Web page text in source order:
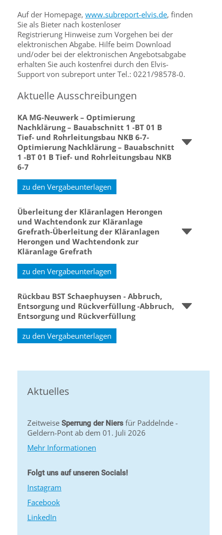
Auf der Homepage, www.subreport-elvis.de, finden
Sie als Bieter nach kostenloser
Registrierung Hinweise zum Vorgehen bei der
elektronischen Abgabe. Hilfe beim Download
und/oder bei der elektronischen Angebotsabgabe
erhalten Sie auch kostenfrei durch den Elvis-
Support von subreport unter Tel.: 0221/98578-0.
Aktuelle Ausschreibungen
KA MG-Neuwerk – Optimierung
Nachklärung – Bauabschnitt 1 -BT 01 B
Tief- und Rohrleitungsbau NKB 6-7-
Optimierung Nachklärung – Bauabschnitt
1 -BT 01 B Tief- und Rohrleitungsbau NKB
6-7
zu den Vergabeunterlagen
Überleitung der Kläranlagen Herongen
und Wachtendonk zur Kläranlage
Grefrath-Überleitung der Kläranlagen
Herongen und Wachtendonk zur
Kläranlage Grefrath
zu den Vergabeunterlagen
Rückbau BST Schaephuysen - Abbruch,
Entsorgung und Rückverfüllung -Abbruch,
Entsorgung und Rückverfüllung
zu den Vergabeunterlagen
Aktuelles
Zeitweise Sperrung der Niers für Paddelnde -
Geldern-Pont ab dem 01. Juli 2026
Mehr Informationen
Folgt uns auf unseren Socials!
Instagram
Facebook
LinkedIn